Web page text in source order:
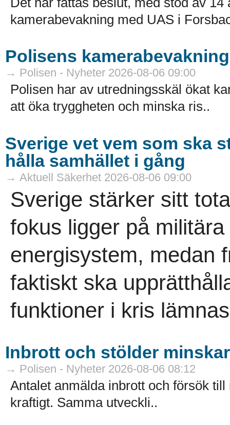
kamerabevakning med UAS i
Polisens
→ Polisen - Nyheter 2026-08-06 09:00
Polisen har av utredningsskäl ökat
att öka tryggheten och minska ris..
Sverige vet vem som ska
hålla samhället i gång
→ Aktuell Säkerhet 2026-08-06 09:00
Sverige stärker sitt
fokus ligger på
energisystem, medan
faktiskt ska
funktioner i kris
Inbrott och stölder
→ Polisen - Nyheter 2026-08-06 08:12
Antalet anmälda inbrott och försök
kraftigt. Samma utveckli..